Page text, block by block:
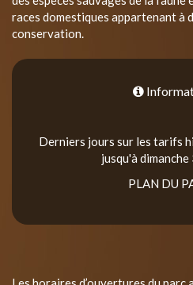
races domestiques appartenant à
conservation.
Derniers jours sur les tarifs
jusqu'à dimanche
PLAN DU